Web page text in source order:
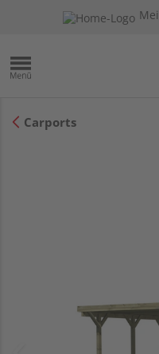
Carports